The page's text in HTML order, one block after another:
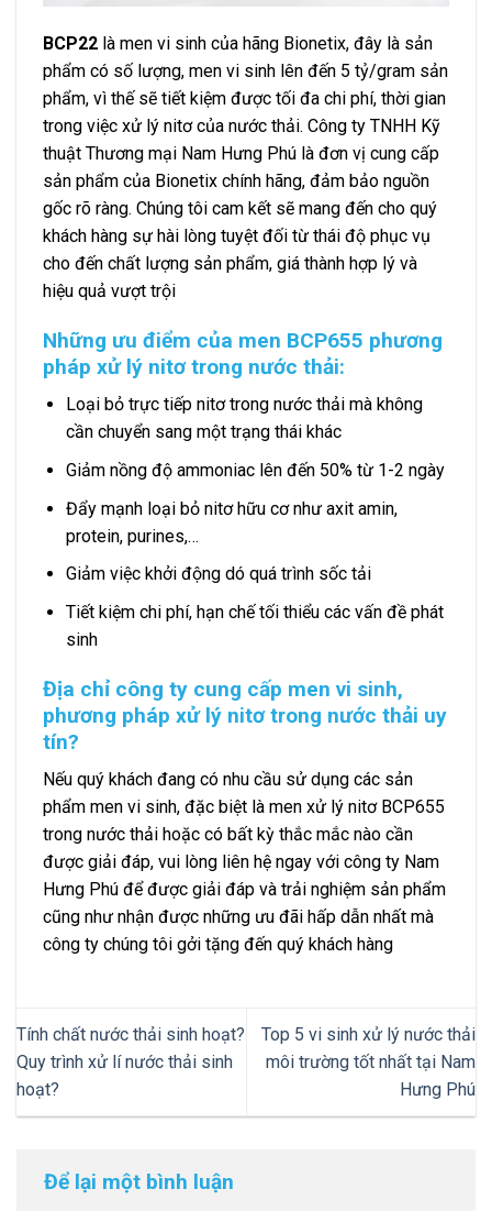
BCP22 là men vi sinh của hãng Bionetix, đây là sản
phẩm có số lượng, men vi sinh lên đến 5 tỷ/gram sản
phẩm, vì thế sẽ tiết kiệm được tối đa chi phí, thời gian
trong việc xử lý nitơ của nước thải. Công ty TNHH Kỹ
thuật Thương mại Nam Hưng Phú là đơn vị cung cấp
sản phẩm của Bionetix chính hãng, đảm bảo nguồn
gốc rõ ràng. Chúng tôi cam kết sẽ mang đến cho quý
khách hàng sự hài lòng tuyệt đối từ thái độ phục vụ
cho đến chất lượng sản phẩm, giá thành hợp lý và
hiệu quả vượt trội
Những ưu điểm của men BCP655 phương
pháp xử lý nitơ trong nước thải:
Loại bỏ trực tiếp nitơ trong nước thải mà không
cần chuyển sang một trạng thái khác
Giảm nồng độ ammoniac lên đến 50% từ 1-2 ngày
Đẩy mạnh loại bỏ nitơ hữu cơ như axit amin,
protein, purines,…
Giảm việc khởi động dó quá trình sốc tải
Tiết kiệm chi phí, hạn chế tối thiểu các vấn đề phát
sinh
Địa chỉ công ty cung cấp men vi sinh,
phương pháp xử lý nitơ trong nước thải uy
tín?
Nếu quý khách đang có nhu cầu sử dụng các sản
phẩm men vi sinh, đặc biệt là men xử lý nitơ BCP655
trong nước thải hoặc có bất kỳ thắc mắc nào cần
được giải đáp, vui lòng liên hệ ngay với công ty Nam
Hưng Phú để được giải đáp và trải nghiệm sản phẩm
cũng như nhận được những ưu đãi hấp dẫn nhất mà
công ty chúng tôi gởi tặng đến quý khách hàng
Tính chất nước thải sinh hoạt?
Quy trình xử lí nước thải sinh
hoạt?
Top 5 vi sinh xử lý nước thải
môi trường tốt nhất tại Nam
Hưng Phú
Để lại một bình luận